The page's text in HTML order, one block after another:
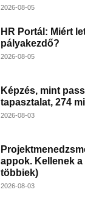
2026-08-05
HR Portál: Miért
pályakezdő?
2026-08-05
Képzés, mint
tapasztalat, 274
2026-08-03
appok. Kellenek
többiek)
2026-08-03